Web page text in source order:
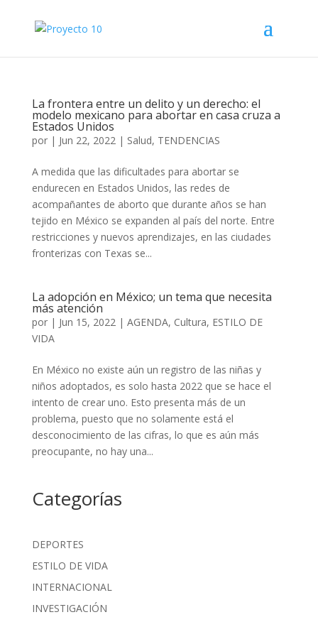
La frontera entre un delito y un derecho: el
modelo mexicano para abortar en casa cruza a
Estados Unidos
por | Jun 22, 2022| Salud, TENDENCIAS
A medida que las dificultades para abortar se
endurecen en Estados Unidos, las redes de
acompañantes de aborto que durante años se han
tejido en México se expanden al país del norte. Entre
restricciones y nuevos aprendizajes, en las ciudades
fronterizas con Texas se...
La adopción en México; un tema que necesita
más atención
por | Jun 15, 2022| AGENDA, Cultura, ESTILO DE
VIDA
En México no existe aún un registro de las niñas y
niños adoptados, es solo hasta 2022 que se hace el
intento de crear uno. Esto presenta más de un
problema, puesto que no solamente está el
desconocimiento de las cifras, lo que es aún más
preocupante, no hay una...
Categorías
DEPORTES
ESTILO DE VIDA
INTERNACIONAL
INVESTIGACIÓN